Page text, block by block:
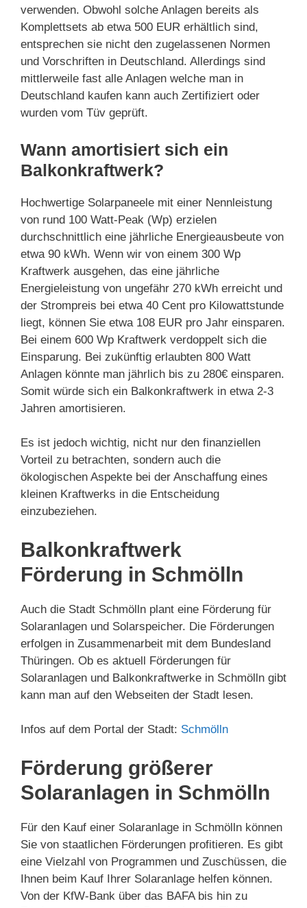
verwenden. Obwohl solche Anlagen bereits als
Komplettsets ab etwa 500 EUR erhältlich sind,
entsprechen sie nicht den zugelassenen Normen
und Vorschriften in Deutschland. Allerdings sind
mittlerweile fast alle Anlagen welche man in
Deutschland kaufen kann auch Zertifiziert oder
wurden vom Tüv geprüft.
Wann amortisiert sich ein
Balkonkraftwerk?
Hochwertige Solarpaneele mit einer Nennleistung
von rund 100 Watt-Peak (Wp) erzielen
durchschnittlich eine jährliche Energieausbeute von
etwa 90 kWh. Wenn wir von einem 300 Wp
Kraftwerk ausgehen, das eine jährliche
Energieleistung von ungefähr 270 kWh erreicht und
der Strompreis bei etwa 40 Cent pro Kilowattstunde
liegt, können Sie etwa 108 EUR pro Jahr einsparen.
Bei einem 600 Wp Kraftwerk verdoppelt sich die
Einsparung. Bei zukünftig erlaubten 800 Watt
Anlagen könnte man jährlich bis zu 280€ einsparen.
Somit würde sich ein Balkonkraftwerk in etwa 2-3
Jahren amortisieren.
Es ist jedoch wichtig, nicht nur den finanziellen
Vorteil zu betrachten, sondern auch die
ökologischen Aspekte bei der Anschaffung eines
kleinen Kraftwerks in die Entscheidung
einzubeziehen.
Balkonkraftwerk
Förderung in Schmölln
Auch die Stadt Schmölln plant eine Förderung für
Solaranlagen und Solarspeicher. Die Förderungen
erfolgen in Zusammenarbeit mit dem Bundesland
Thüringen. Ob es aktuell Förderungen für
Solaranlagen und Balkonkraftwerke in Schmölln gibt
kann man auf den Webseiten der Stadt lesen.
Infos auf dem Portal der Stadt: Schmölln
Förderung größerer
Solaranlagen in Schmölln
Für den Kauf einer Solaranlage in Schmölln können
Sie von staatlichen Förderungen profitieren. Es gibt
eine Vielzahl von Programmen und Zuschüssen, die
Ihnen beim Kauf Ihrer Solaranlage helfen können.
Von der KfW-Bank über das BAFA bis hin zu